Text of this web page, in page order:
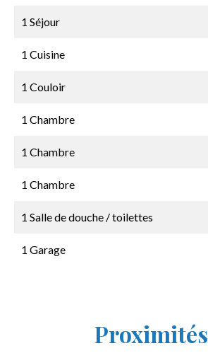
1 Séjour
1 Cuisine
1 Couloir
1 Chambre
1 Chambre
1 Chambre
1 Salle de douche / toilettes
1 Garage
Proximités